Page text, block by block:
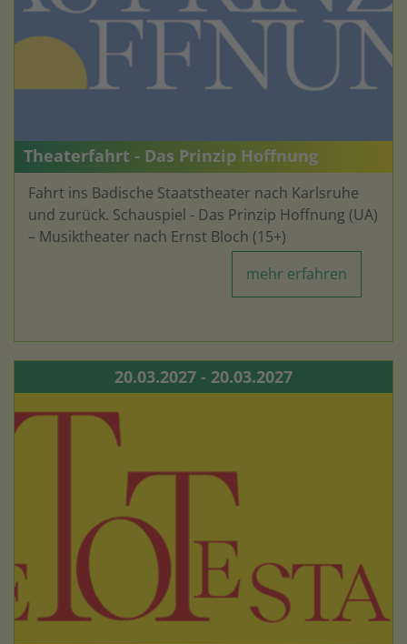
Theaterfahrt - Das Prinzip Hoffnung
Fahrt ins Badische Staatstheater nach Karlsruhe
und zurück. Schauspiel - Das Prinzip Hoffnung (UA)
– Musiktheater nach Ernst Bloch (15+)
mehr erfahren
20.03.2027 - 20.03.2027